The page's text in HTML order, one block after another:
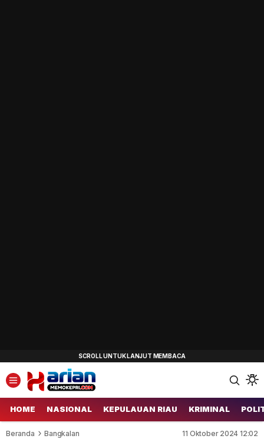
HOME NASIONAL KEPULAUAN RIAU KRIMINAL
Beranda Bangkalan 11 Oktober 2024 12:02